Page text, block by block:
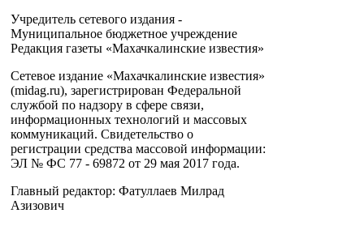
Учредитель сетевого издания -
Муниципальное бюджетное учреждение
Редакция газеты «Махачкалинские известия»
Сетевое издание «Махачкалинские известия»
(midag.ru), зарегистрирован Федеральной
службой по надзору в сфере связи,
информационных технологий и массовых
коммуникаций. Свидетельство о
регистрации средства массовой информации:
ЭЛ № ФС 77 - 69872 от 29 мая 2017 года.
Главный редактор: Фатуллаев Милрад
Азизович